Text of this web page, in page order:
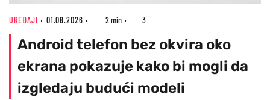
UREĐAJI 01.08.2026 2 min 3
Android telefon bez okvira oko
ekrana pokazuje kako bi mogli da
izgledaju budući modeli